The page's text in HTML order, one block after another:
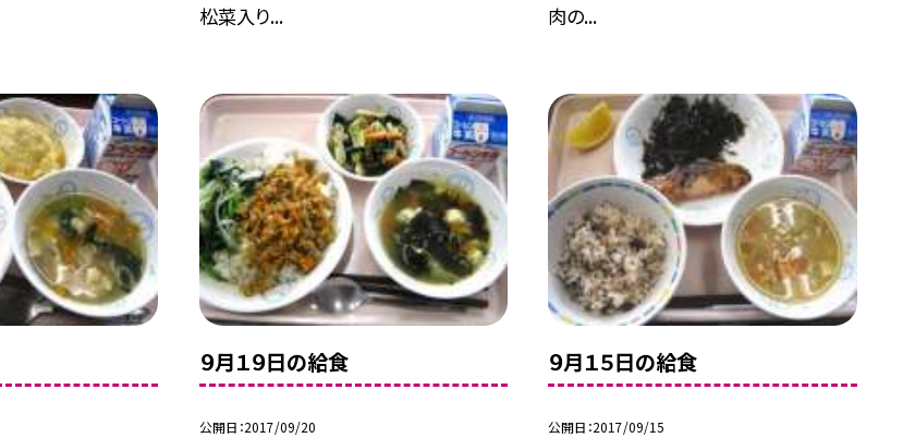
松菜入り...
肉の...
９月１９日の給食
公開日 2017/09/20
９月１５日の給食
公開日 2017/09/15